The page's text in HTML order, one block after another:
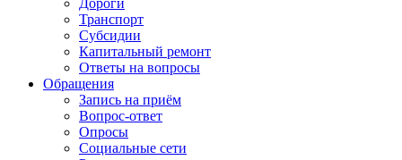
Дороги
Транспорт
Субсидии
Капитальный ремонт
Ответы на вопросы
Обращения
Запись на приём
Вопрос-ответ
Опросы
Социальные сети